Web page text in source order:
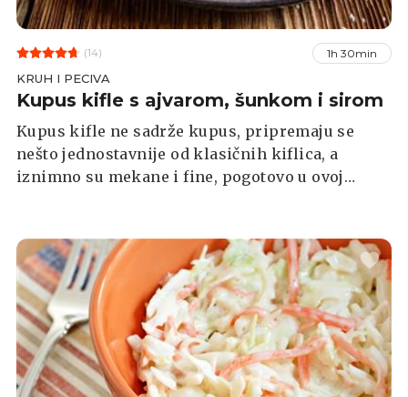
(14) 1h 30min
KRUH I PECIVA
Kupus kifle s ajvarom, šunkom i sirom
Kupus kifle ne sadrže kupus, pripremaju se
nešto jednostavnije od klasičnih kiflica, a
iznimno su mekane i fine, pogotovo u ovoj